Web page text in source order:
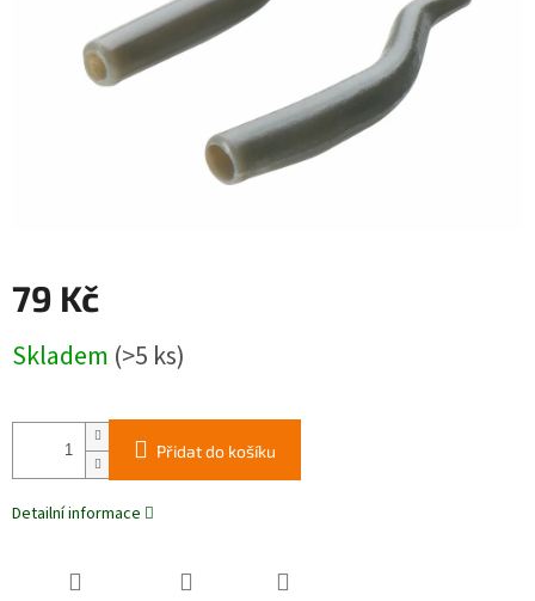
79 Kč
cena:
Skladem (>5 ks)
Přidat do košíku
Detailní informace